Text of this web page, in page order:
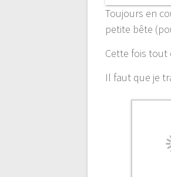
Toujours en
petite bête
Cette fois tout
Il faut que je